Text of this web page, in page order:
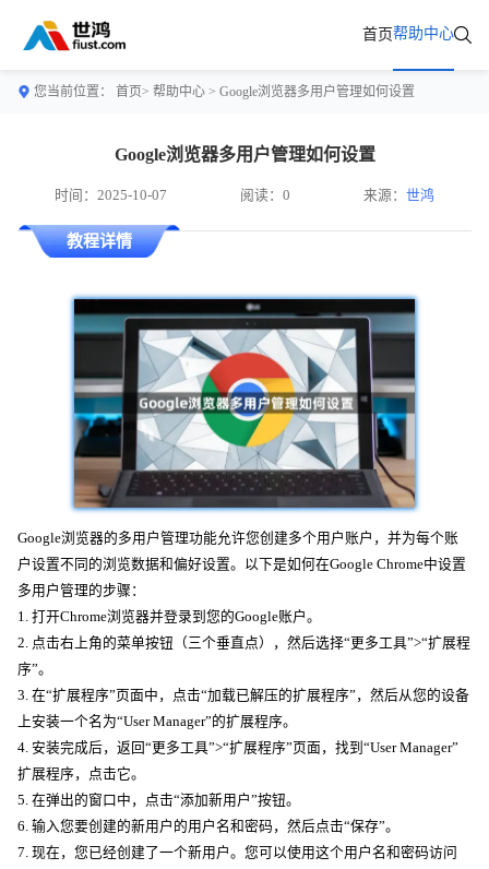
首页帮助中心
您当前位置： 首页> 帮助中心 > Google浏览器多用户管理如何设置
Google浏览器多用户管理如何设置
时间：2025-10-07 阅读：0 来源：世鸿
教程详情
Google浏览器的多用户管理功能允许您创建多个用户账户，并为每个账
户设置不同的浏览数据和偏好设置。以下是如何在Google Chrome中设置
多用户管理的步骤：
1. 打开Chrome浏览器并登录到您的Google账户。
2. 点击右上角的菜单按钮（三个垂直点），然后选择“更多工具”>“扩展程
序”。
3. 在“扩展程序”页面中，点击“加载已解压的扩展程序”，然后从您的设备
上安装一个名为“User Manager”的扩展程序。
4. 安装完成后，返回“更多工具”>“扩展程序”页面，找到“User Manager”
扩展程序，点击它。
5. 在弹出的窗口中，点击“添加新用户”按钮。
6. 输入您要创建的新用户的用户名和密码，然后点击“保存”。
7. 现在，您已经创建了一个新用户。您可以使用这个用户名和密码访问